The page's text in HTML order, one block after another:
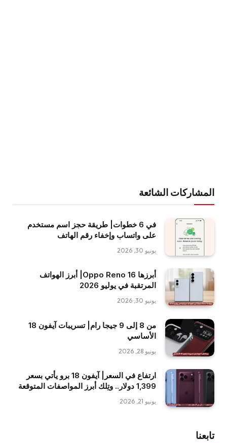
المشاركات الشائعة
في 6 خطوات| طريقة حجز اسم مستخدم
على واتساب وإخفاء رقم الهاتف
يونيو 30, 2026
أبرزها Oppo Reno 16| أبرز الهواتف
المرتقبة في يوليو 2026
يونيو 30, 2026
من 8 إلى 9 جيجا رام| تسريبات آيفون 18
الأساسي
يونيو 28, 2026
ارتفاع في السعر| آيفون 18 برو يأتي بسعر
1,399 دولار.. وتِلك أبرز المواصفات المتوقعة
يونيو 21, 2026
تابعنا